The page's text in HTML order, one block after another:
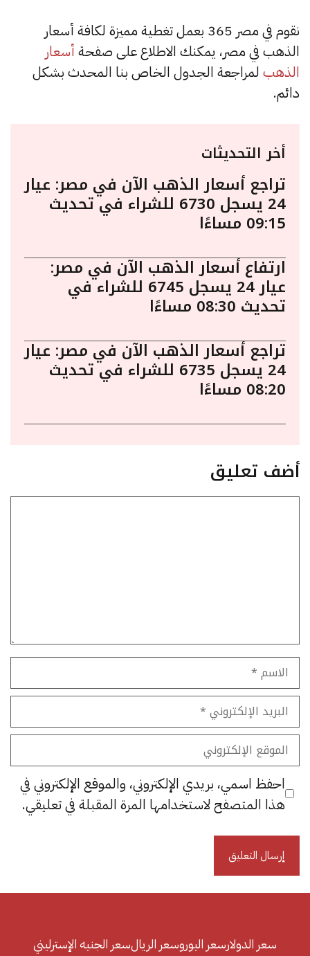
نقوم في مصر 365 بعمل تغطية مميزة لكافة أسعار
الذهب في مصر، يمكنك الاطلاع على صفحة أسعار
الذهب لمراجعة الجدول الخاص بنا المحدث بشكل
دائم.
أخر التحديثات
تراجع أسعار الذهب الآن في مصر: عيار
24 يسجل 6730 للشراء في تحديث
09:15 مساءًا
ارتفاع أسعار الذهب الآن في مصر:
عيار 24 يسجل 6745 للشراء في
تحديث 08:30 مساءًا
تراجع أسعار الذهب الآن في مصر: عيار
24 يسجل 6735 للشراء في تحديث
08:20 مساءًا
أضف تعليق
الاسم
البريد
الإلكتروني
الموقع
الإلكتروني
احفظ اسمي، بريدي الإلكتروني، والموقع الإلكتروني في
هذا المتصفح لاستخدامها المرة المقبلة في تعليقي.
سعر الدولارسعر اليوروسعر الريالسعر الجنيه الإسترليني